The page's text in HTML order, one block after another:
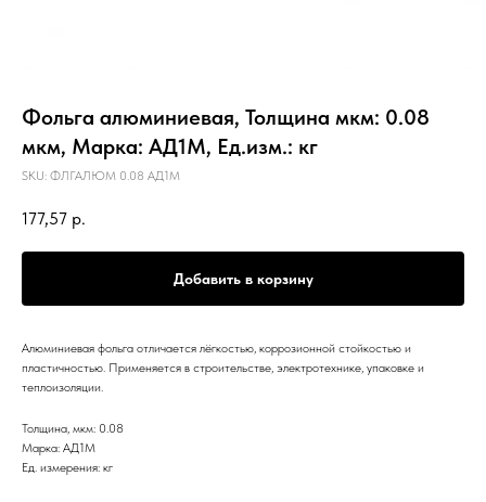
Фольга алюминиевая, Толщина мкм: 0.08
мкм, Марка: АД1М, Ед.изм.: кг
SKU: ФЛГАЛЮМ 0.08 АД1М
177,57 р.
Добавить в корзину
Алюминиевая фольга отличается лёгкостью, коррозионной стойкостью и
пластичностью. Применяется в строительстве, электротехнике, упаковке и
теплоизоляции.
Толщина, мкм: 0.08
Марка: АД1М
Ед. измерения: кг